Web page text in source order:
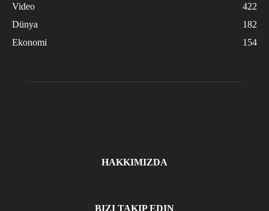
Video
422
Dünya
182
Ekonomi
154
HAKKIMIZDA
BIZI TAKIP EDIN